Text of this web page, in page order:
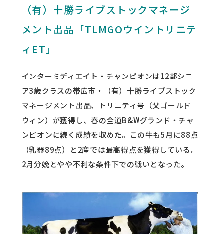
（有）十勝ライブストックマネージ
メント出品「TLMGOウイントリニテ
ィET」
インターミディエイト・チャンピオンは12部シニ
ア3歳クラスの帯広市・（有）十勝ライブストック
マネージメント出品、トリニティ号（父ゴールド
ウィン）が獲得し、春の全道B&Wグランド・チャ
ンピオンに続く成績を収めた。この牛も5月に88点
（乳器89点）と2産では最高得点を獲得している。
2月分娩とやや不利な条件下での戦いとなった。